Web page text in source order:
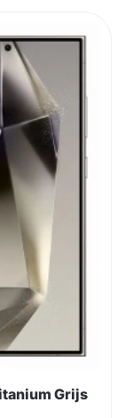
Grijs